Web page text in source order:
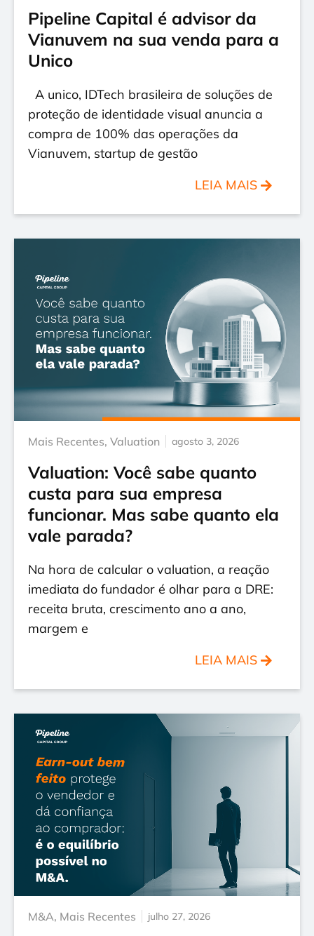
Pipeline Capital é advisor da
Vianuvem na sua venda para a
Unico
A unico, IDTech brasileira de soluções de
proteção de identidade visual anuncia a
compra de 100% das operações da
Vianuvem, startup de gestão
LEIA MAIS
Mais Recentes, Valuation agosto 3, 2026
Valuation: Você sabe quanto
custa para sua empresa
funcionar. Mas sabe quanto ela
vale parada?
Na hora de calcular o valuation, a reação
imediata do fundador é olhar para a DRE:
receita bruta, crescimento ano a ano,
margem e
LEIA MAIS
M&A, Mais Recentes julho 27, 2026